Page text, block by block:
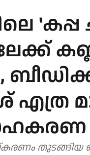
'കപ്പ
എത്ര
തുടങ്ങിയ